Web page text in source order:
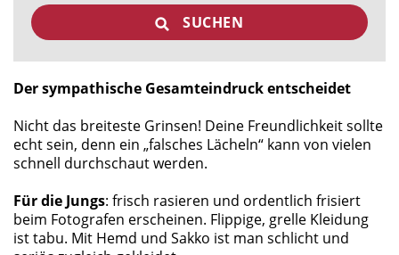
SUCHEN
Der sympathische Gesamteindruck entscheidet
Nicht das breiteste Grinsen! Deine Freundlichkeit sollte
echt sein, denn ein „falsches Lächeln“ kann von vielen
schnell durchschaut werden.
Für die Jungs: frisch rasieren und ordentlich frisiert
beim Fotografen erscheinen. Flippige, grelle Kleidung
ist tabu. Mit Hemd und Sakko ist man schlicht und